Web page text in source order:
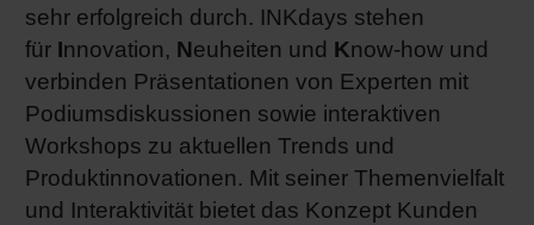
sehr erfolgreich durch. INKdays stehen
für Innovation, Neuheiten und Know-how und
verbinden Präsentationen von Experten mit
Podiumsdiskussionen sowie interaktiven
Workshops zu aktuellen Trends und
Produktinnovationen. Mit seiner Themenvielfalt
und Interaktivität bietet das Konzept Kunden